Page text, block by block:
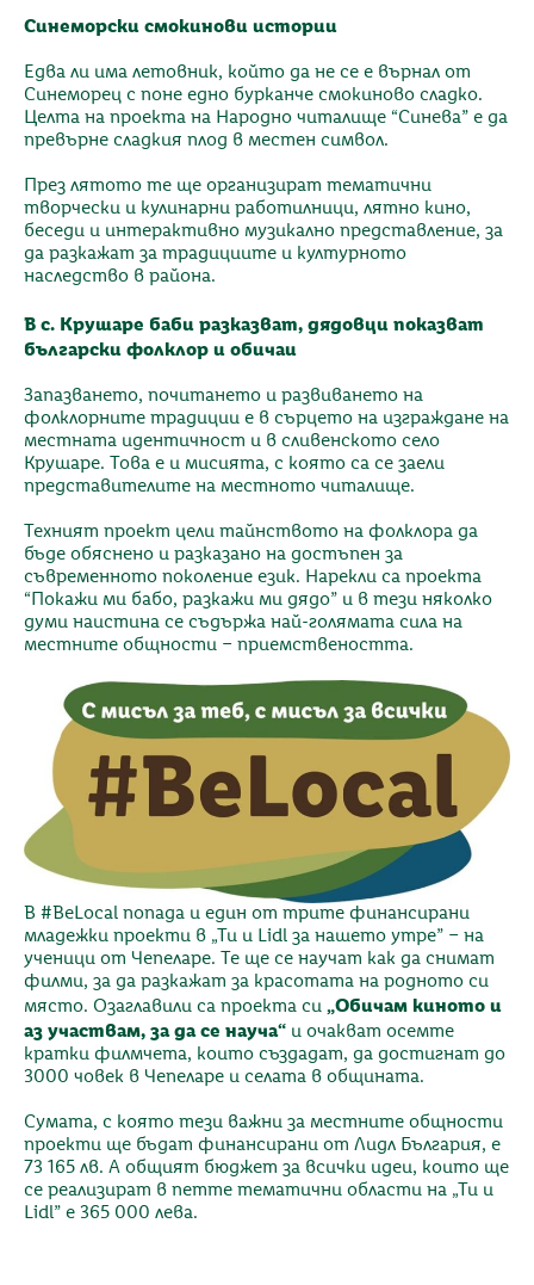
Синеморски смокинови истории
Едва ли има летовник, който да не се е върнал от
Синеморец с поне едно бурканче смокиново сладко.
Целта на проекта на Народно читалище “Синева” е да
превърне сладкия плод в местен символ.
През лятото те ще организират тематични
творчески и кулинарни работилници, лятно кино,
беседи и интерактивно музикално представление, за
да разкажат за традициите и културното
наследство в района.
В с. Крушаре баби разказват, дядовци показват
български фолклор и обичаи
Запазването, почитането и развиването на
фолклорните традиции е в сърцето на изграждане на
местната идентичност и в сливенското село
Крушаре. Това е и мисията, с която са се заели
представителите на местното читалище.
Техният проект цели тайнството на фолклора да
бъде обяснено и разказано на достъпен за
съвременното поколение език. Нарекли са проекта
“Покажи ми бабо, разкажи ми дядо” и в тези няколко
думи наистина се съдържа най-голямата сила на
местните общности – приемствеността.
В #BeLocal попада и един от трите финансирани
младежки проекти в „Ти и Lidl за нашето утре” – на
ученици от Чепеларе. Те ще се научат как да снимат
филми, за да разкажат за красотата на родното си
място. Озаглавили са проекта си „Обичам киното и
аз участвам, за да се науча“ и очакват осемте
кратки филмчета, които създадат, да достигнат до
3000 човек в Чепеларе и селата в общината.
Сумата, с която тези важни за местните общности
проекти ще бъдат финансирани от Лидл България, е
73 165 лв. А общият бюджет за всички идеи, които ще
се реализират в петте тематични области на „Ти и
Lidl” е 365 000 лева.